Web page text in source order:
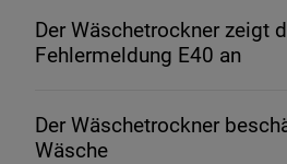
Der Wäschetrockner zeigt
Fehlermeldung E40 an
Der Wäschetrockner
Wäsche